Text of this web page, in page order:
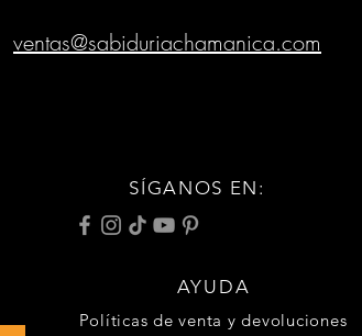
ventas@sabiduriachamanica.com
SÍGANOS EN:
AYUDA
Políticas de venta y devoluciones